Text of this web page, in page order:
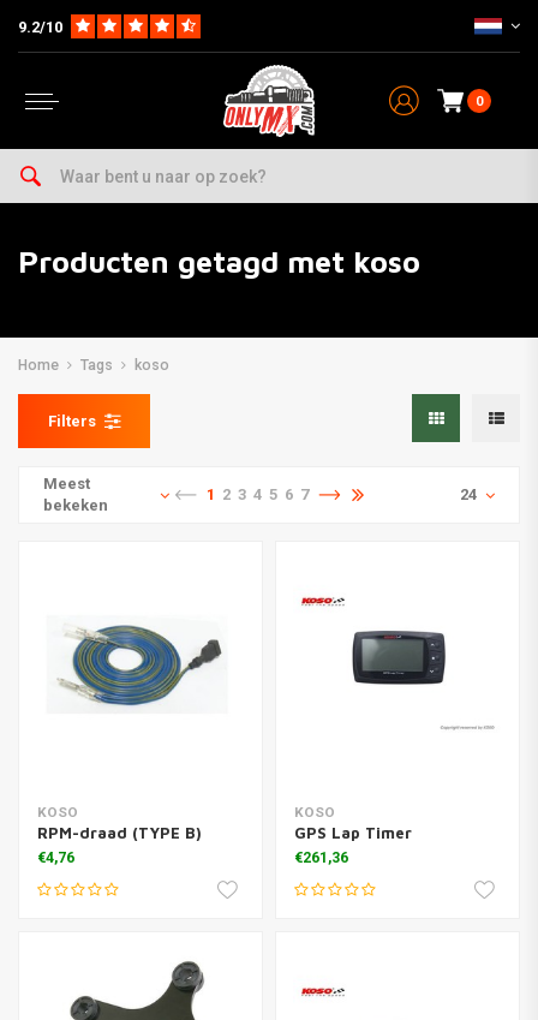
9.2/10
0
Producten getagd met koso
Home Tags koso
Filters
Meest
bekeken
1 2 3 4 5 6 7 24
KOSO
RPM-draad (TYPE B)
€4,76
KOSO
GPS Lap Timer
€261,36